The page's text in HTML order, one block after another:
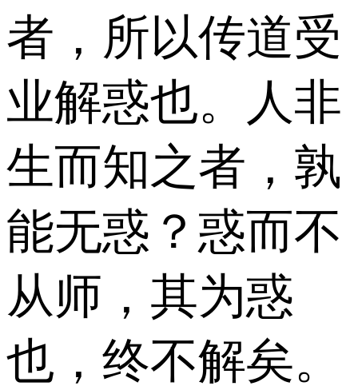
者，所以传道受
业解惑也。人非
生而知之者，孰
能无惑？惑而不
从师，其为惑
也，终不解矣。